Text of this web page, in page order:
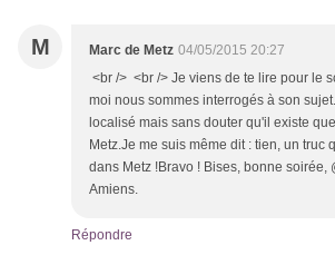
M Marc de Metz 04/05/2015 20:27
<br /> <br /> Je viens de te lire pour le
moi nous sommes interrogés à son
localisé mais sans douter qu'il existe
Metz.Je me suis même dit : tien, un truc
dans Metz !Bravo ! Bises, bonne soirée,
Amiens.
Répondre